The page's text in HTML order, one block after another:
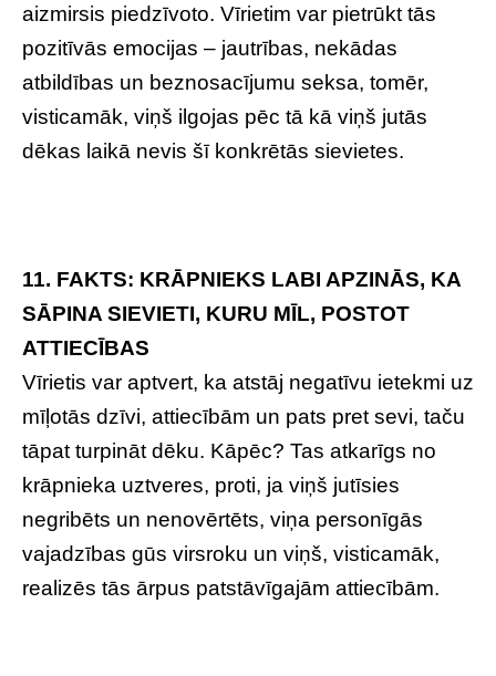
aizmirsis piedzīvoto. Vīrietim var pietrūkt tās
pozitīvās emocijas – jautrības, nekādas
atbildības un beznosacījumu seksa, tomēr,
visticamāk, viņš ilgojas pēc tā kā viņš jutās
dēkas laikā nevis šī konkrētās sievietes.
11. FAKTS: KRĀPNIEKS LABI APZINĀS, KA
SĀPINA SIEVIETI, KURU MĪL, POSTOT
ATTIECĪBAS
Vīrietis var aptvert, ka atstāj negatīvu ietekmi uz
mīļotās dzīvi, attiecībām un pats pret sevi, taču
tāpat turpināt dēku. Kāpēc? Tas atkarīgs no
krāpnieka uztveres, proti, ja viņš jutīsies
negribēts un nenovērtēts, viņa personīgās
vajadzības gūs virsroku un viņš, visticamāk,
realizēs tās ārpus patstāvīgajām attiecībām.